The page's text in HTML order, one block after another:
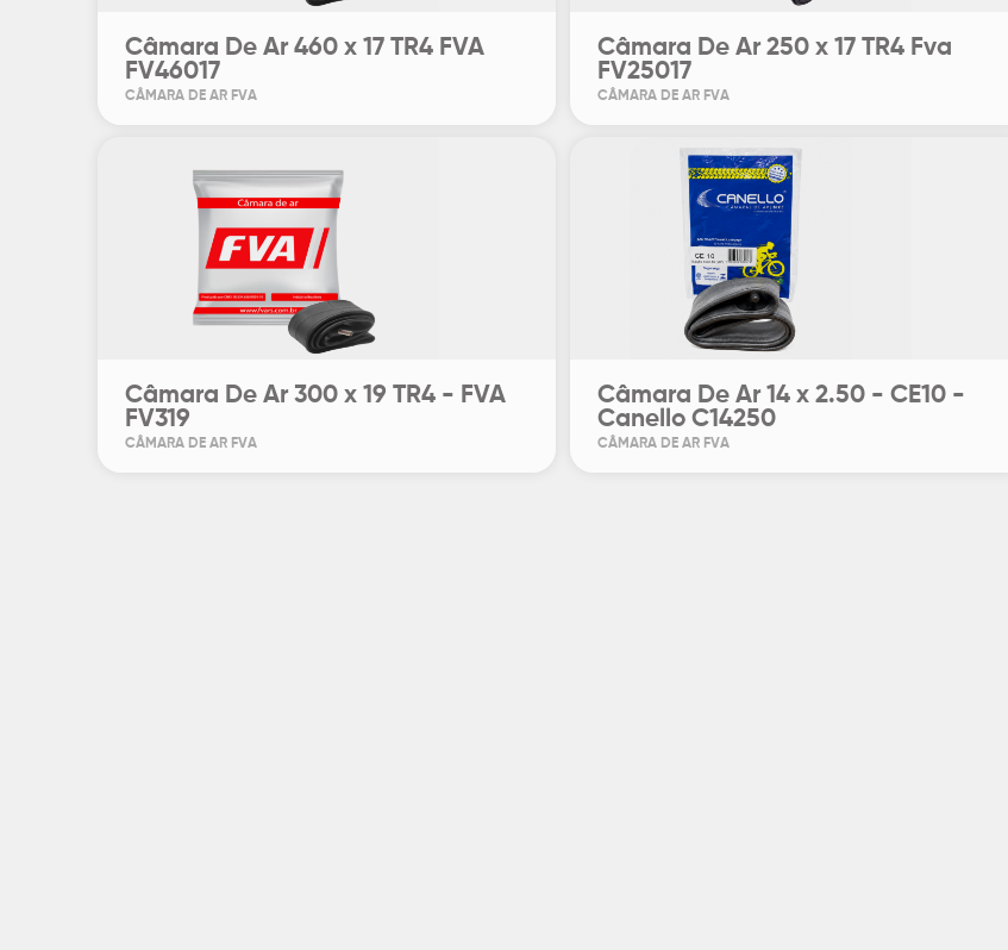
Câmara De Ar 460 x 17 TR4 FVA
FV46017
CÂMARA DE AR FVA
Câmara De Ar 250 x 17 TR4 Fva
FV25017
CÂMARA DE AR FVA
Câmara De Ar 300 x 19 TR4 - FVA
FV319
CÂMARA DE AR FVA
Câmara De Ar 14 x 2.50 - CE10 -
Canello C14250
CÂMARA DE AR FVA